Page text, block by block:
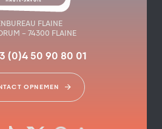
FLAINE
– 74300 FLAINE
(0)4 50 90 80 01
OPNEMEN